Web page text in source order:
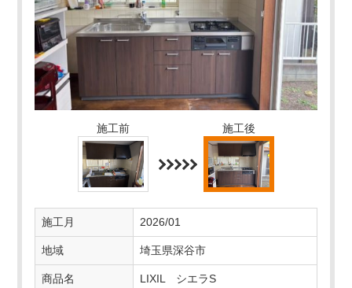
施工前 施工後
施工月 2026/01
地域 埼玉県深谷市
商品名 LIXIL シエラS